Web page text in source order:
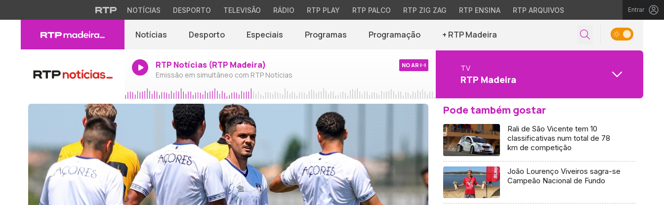
NOTÍCIAS DESPORTO TELEVISÃO RÁDIO RTP PLAY RTP PALCO RTP ZIG ZAG RTP ENSINA RTP ARQUIVOS Entrar
Notícias Desporto Especiais Programas Programação + RTP Madeira
RTP Notícias (RTP Madeira)
Emissão em simultâneo com RTP Notícias
NO AR TV
RTP Madeira
Pode também gostar
Rali de São Vicente tem 10
classificativas num total de 78
km de competição
João Lourenço Viveiros sagra-se
Campeão Nacional de Fundo